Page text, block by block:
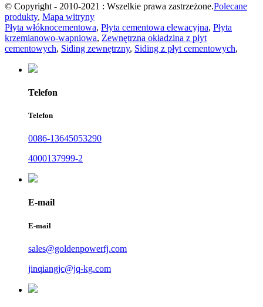
© Copyright - 2010-2021 : Wszelkie prawa zastrzeżone.Polecane
produkty, Mapa witryny
Płyta włóknocementowa, Płyta cementowa elewacyjna, Płyta
krzemianowo-wapniowa, Zewnętrzna okładzina z płyt
cementowych, Siding zewnętrzny, Siding z płyt cementowych,
Telefon
Telefon
0086-13645053290
4000137999-2
E-mail
E-mail
sales@goldenpowerfj.com
jinqiangjc@jq-kg.com